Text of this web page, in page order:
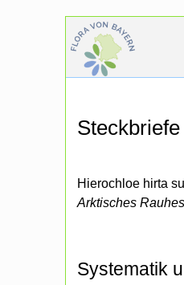
Hierochloe hirta
Arktisches
Systematik